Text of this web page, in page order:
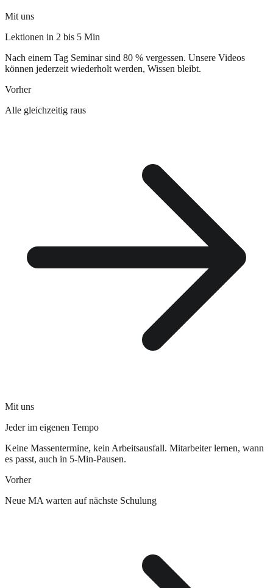
Mit uns
Lektionen in 2 bis 5 Min
Nach einem Tag Seminar sind 80 % vergessen. Unsere Videos
können jederzeit wiederholt werden, Wissen bleibt.
Vorher
Alle gleichzeitig raus
Mit uns
Jeder im eigenen Tempo
Keine Massentermine, kein Arbeitsausfall. Mitarbeiter lernen, wann
es passt, auch in 5-Min-Pausen.
Vorher
Neue MA warten auf nächste Schulung